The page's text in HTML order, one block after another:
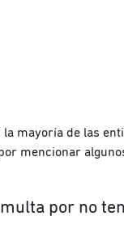
mayoría de las
mencionar
por no